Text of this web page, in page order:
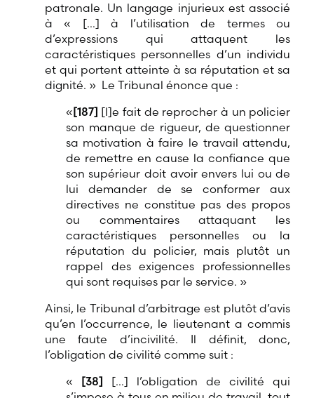
patronale. Un langage injurieux est associé
à « […] à l’utilisation de termes ou
d’expressions qui attaquent les
caractéristiques personnelles d’un individu
et qui portent atteinte à sa réputation et sa
dignité. » Le Tribunal énonce que :
«[187] [l]e fait de reprocher à un policier
son manque de rigueur, de questionner
sa motivation à faire le travail attendu,
de remettre en cause la confiance que
son supérieur doit avoir envers lui ou de
lui demander de se conformer aux
directives ne constitue pas des propos
ou commentaires attaquant les
caractéristiques personnelles ou la
réputation du policier, mais plutôt un
rappel des exigences professionnelles
qui sont requises par le service. »
Ainsi, le Tribunal d’arbitrage est plutôt d’avis
qu’en l’occurrence, le lieutenant a commis
une faute d’incivilité. Il définit, donc,
l’obligation de civilité comme suit :
« [38] […] l’obligation de civilité qui